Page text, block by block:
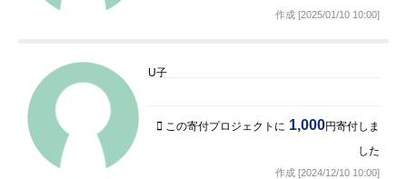
作成 [2025/01/10 10:00]
U子
この寄付プロジェクトに 1,000円寄付しま
した
作成 [2024/12/10 10:00]